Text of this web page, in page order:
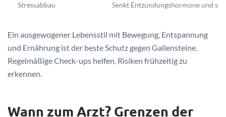
Stressabbau Senkt Entzündungshormone und
Ein ausgewogener Lebensstil mit Bewegung, Entspannung
und Ernährung ist der beste Schutz gegen Gallensteine.
Regelmäßige Check-ups helfen, Risiken frühzeitig zu
erkennen.
Wann zum Arzt? Grenzen der